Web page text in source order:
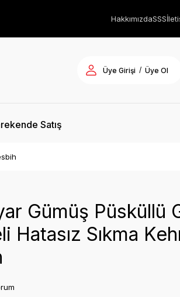
HakkımızdaSSS
Üye Girişi / Üye Ol
Satış
Gümüş Püsküllü
Hatasız Sıkma